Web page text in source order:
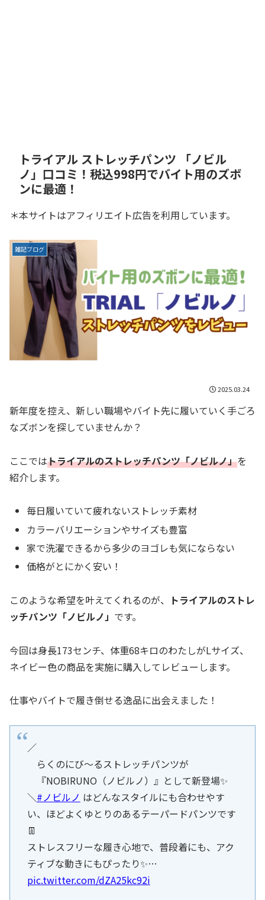
トライアル ストレッチパンツ 「ノビル
ノ」口コミ！税込998円でバイト用のズボ
ンに最適！
＊本サイトはアフィリエイト広告を利用しています。
雑記ブログ
2025.03.24
新年度を控え、新しい職場やバイト先に履いていく手ごろ
なズボンを探していませんか？
ここではトライアルのストレッチパンツ「ノビルノ」を
紹介します。
毎日履いていて疲れないストレッチ素材
カラーバリエーションやサイズも豊富
家で洗濯できるから多少のヨゴレも気にならない
価格がとにかく安い！
このような希望を叶えてくれるのが、
トライアルのストレ
ッチパンツ「ノビルノ」 です。
今回は身長173センチ、体重68キロのわたしがLサイズ、
ネイビー色の商品を実施に購入してレビューします。
仕事やバイトで履き倒せる逸品に出会えました！
／
らくのにび～るストレッチパンツが
『NOBIRUNO（ノビルノ）』として新登場✨
＼#ノビルノ はどんなスタイルにも合わせやす
い、ほどよくゆとりのあるテーパードパンツです
👖
ストレスフリーな履き心地で、普段着にも、アク
ティブな動きにもぴったり✨…
pic.twitter.com/dZA25kc92i